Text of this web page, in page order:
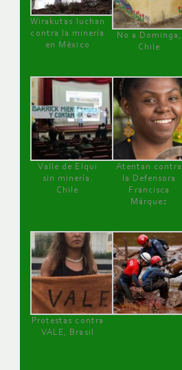
Wirakutas luchan
contra la minería
en México
No a Dominga,
Chile
Valle de Elqui
sin minería.
Chile
Atentan contra
la Defensora
Francisca
Márquez
Protestas contra
VALE, Brasil